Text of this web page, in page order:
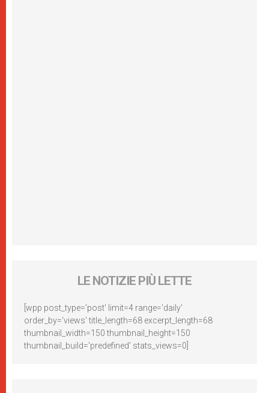
LE NOTIZIE PIÙ LETTE
[wpp post_type='post' limit=4 range='daily'
order_by='views' title_length=68 excerpt_length=68
thumbnail_width=150 thumbnail_height=150
thumbnail_build='predefined' stats_views=0]